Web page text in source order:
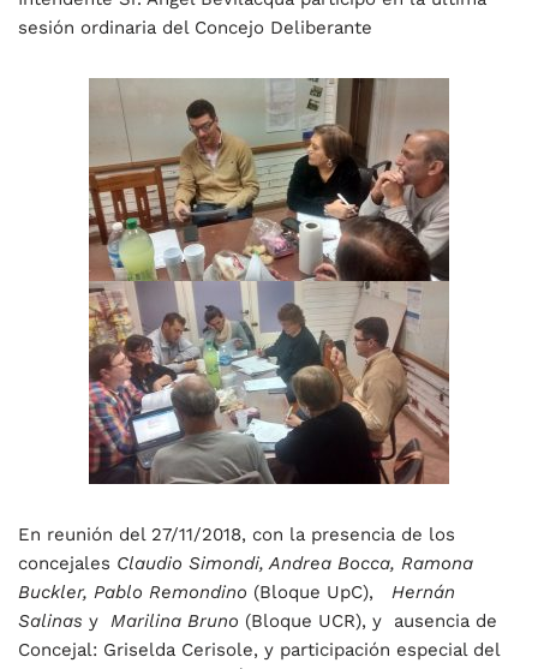
sesión ordinaria del Concejo Deliberante
En reunión del 27/11/2018, con la presencia de los
concejales Claudio Simondi, Andrea Bocca, Ramona
Buckler, Pablo Remondino (Bloque UpC), Hernán
Salinas y Marilina Bruno (Bloque UCR), y ausencia de
Concejal: Griselda Cerisole, y participación especial del